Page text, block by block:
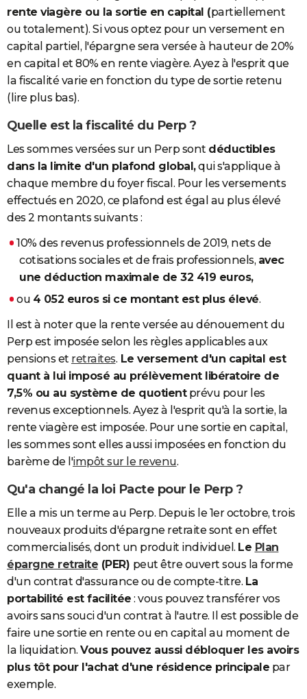
rente viagère ou la sortie en capital (partiellement
ou totalement). Si vous optez pour un versement en
capital partiel, l'épargne sera versée à hauteur de 20%
en capital et 80% en rente viagère. Ayez à l'esprit que
la fiscalité varie en fonction du type de sortie retenu
(lire plus bas).
Quelle est la fiscalité du Perp ?
Les sommes versées sur un Perp sont déductibles
dans la limite d'un plafond global,qui s'applique à
chaque membre du foyer fiscal. Pour les versements
effectués en 2020, ce plafond est égal au plus élevé
des 2 montants suivants :
10% des revenus professionnels de 2019, nets de
cotisations sociales et de frais professionnels, avec
une déduction maximale de 32 419 euros,
ou 4 052 euros si ce montant est plus élevé.
Il est à noter que la rente versée au dénouement du
Perp est imposée selon les règles applicables aux
pensions et retraites. Le versement d'un capital est
quant à lui imposé au prélèvement libératoire de
7,5% ou au système de quotientprévu pour les
revenus exceptionnels. Ayez à l'esprit qu'à la sortie, la
rente viagère est imposée. Pour une sortie en capital,
les sommes sont elles aussi imposées en fonction du
barème de l'impôt sur le revenu.
Qu'a changé la loi Pacte pour le Perp ?
Elle a mis un terme au Perp. Depuis le 1er octobre, trois
nouveaux produits d'épargne retraite sont en effet
commercialisés, dont un produit individuel. Le Plan
épargne retraite (PER) peut être ouvert sous la forme
d'un contrat d'assurance ou de compte-titre. La
portabilité est facilitée : vous pouvez transférer vos
avoirs sans souci d'un contrat à l'autre. Il est possible de
faire une sortie en rente ou en capital au moment de
la liquidation. Vous pouvez aussi débloquer les avoirs
plus tôt pour l'achat d'une résidence principale par
exemple.